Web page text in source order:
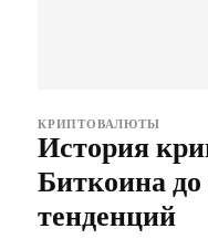
КРИПТОВАЛЮТЫ
История
Биткоина
тенденций